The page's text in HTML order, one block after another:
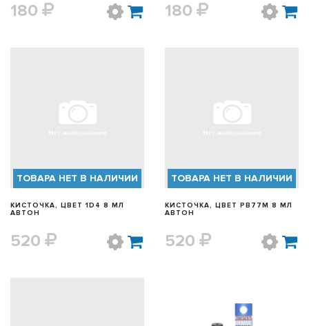
180 180
ТОВАРА НЕТ В НАЛИЧИИ
КИСТОЧКА, ЦВЕТ 1D4 8 МЛ
АВТОН
520
ТОВАРА НЕТ В НАЛИЧИИ
КИСТОЧКА, ЦВЕТ PB77M 8 МЛ
АВТОН
520